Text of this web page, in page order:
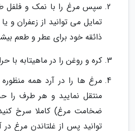
سپس مرغ را با نمک و فلفل
تمایل می توانید از زعفران و
ذائقه خود برای عطر و طعم
کره و روغن را در ماهیتابه با
مرغ ها را در آرد همه منظوره
ضخامت مرغ) کاملا سرخ
توانید پس از غلتاندن مرغ در